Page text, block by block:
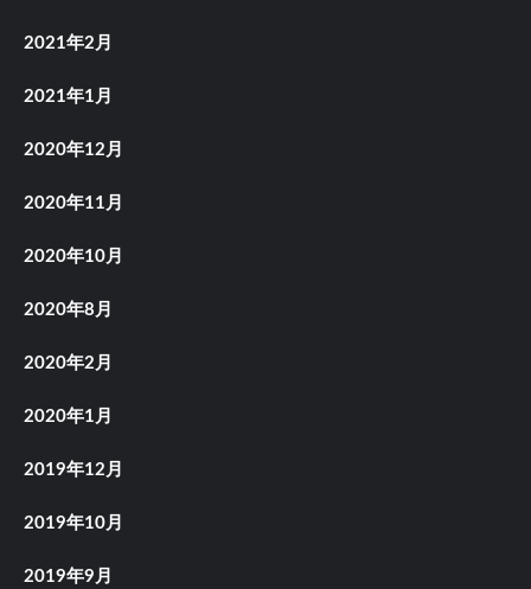
2021年2月
2021年1月
2020年12月
2020年11月
2020年10月
2020年8月
2020年2月
2020年1月
2019年12月
2019年10月
2019年9月